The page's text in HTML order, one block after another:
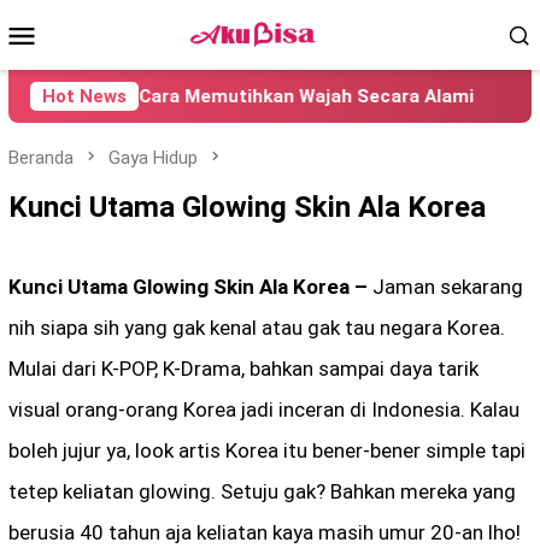
ke
Mobile
Hot News
19+ Cara Memutihkan Wajah Secara Alami
Beranda Gaya Hidup
Kunci Utama Glowing Skin Ala Korea
Kunci Utama Glowing Skin Ala Korea – Jaman sekarang
nih siapa sih yang gak kenal atau gak tau negara Korea.
Mulai dari K-POP, K-Drama, bahkan sampai daya tarik
visual orang-orang Korea jadi inceran di Indonesia. Kalau
boleh jujur ya, look artis Korea itu bener-bener simple tapi
tetep keliatan glowing. Setuju gak? Bahkan mereka yang
berusia 40 tahun aja keliatan kaya masih umur 20-an lho!